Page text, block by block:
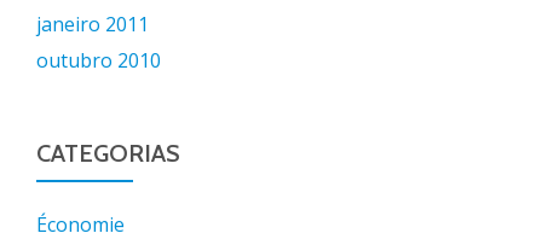
janeiro 2011
outubro 2010
CATEGORIAS
Économie